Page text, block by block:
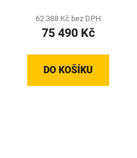
62 388 Kč bez DPH
75 490 Kč
DO KOŠÍKU